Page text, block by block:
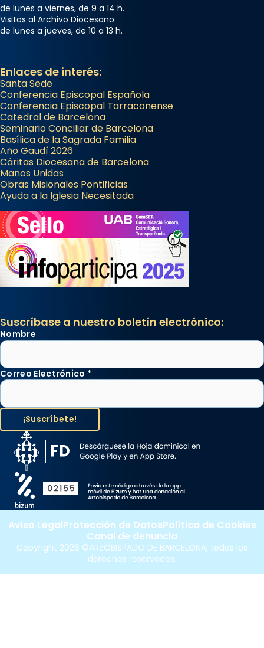
...Ver más
Foto
de lunes a viernes, de 9 a 14 h.
Visitas al Archivo Diocesano:
de lunes a jueves, de 10 a 13 h.
Enlaces de interés:
Santa Sede
Conferencia Episcopal Española
Conferencia Episcopal Tarraconense
Catedral de Barcelona
Seminario Conciliar de Barcelona
Basílica de la Sagrada Familia
Año Gaudí 2026
Cáritas Diocesana de Barcelona
Manos Unidas
Obras Misionales Pontificias
Ayuda a la Iglesia Necesitada
Suscríbase a nuestro boletín electrónico:
Nombre
Correo Electrónico *
Copyright 2026 ©ARZOBISPADO DE BARCELONA, todos los
derechos reservados.
Aviso LegalProtección de DatosPolítica de Cookies
Canal de denuncia